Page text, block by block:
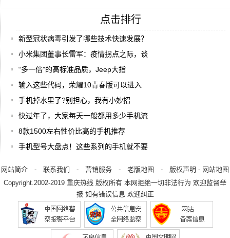
点击排行
新型冠状病毒引发了哪些技术快速发展？
小米集团董事长雷军：疫情拐点之际，谈
“多一倍”的高标准品质，Jeep大指
输入这些代码，荣耀10青春版可以进入
手机掉水里了?别担心，我有小妙招
快过年了，大家每天一般都用多少手机流
8款1500左右性价比高的手机推荐
手机型号大盘点！这些系列的手机就不要
网站简介 - 联系我们 - 营销服务 - 老版地图 - 版权声明 - 网站地图
Copyright.2002-2019 重庆热线 版权所有 本网拒绝一切非法行为 欢迎监督举
报 如有错误信息 欢迎纠正